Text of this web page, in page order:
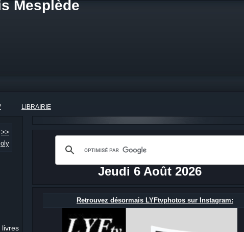
Mesplède
LIBRAIRIE
>>
Jeudi 6 Août 2026
Retrouvez désormais LYFtvphotos sur Instagram: